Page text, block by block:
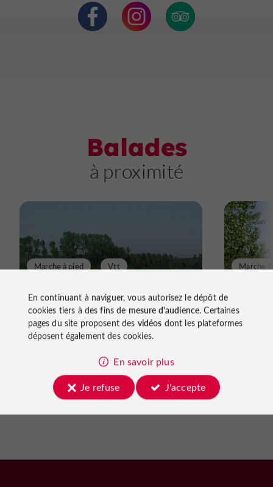
Balades
à proximité
Couthures, la promenade
des Gens de Garonne
Marche à pied Vtt
99 m - Couthures-sur-Garonne
Marche
En continuant à naviguer, vous autorisez le dépôt de
cookies tiers à des fins de mesure d'audience. Certaines
pages du site proposent des vidéos dont les plateformes
déposent également des cookies.
En savoir plus
Je refuse
J'accepte